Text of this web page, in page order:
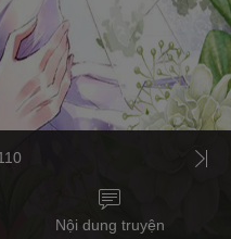
Nội dung truyện